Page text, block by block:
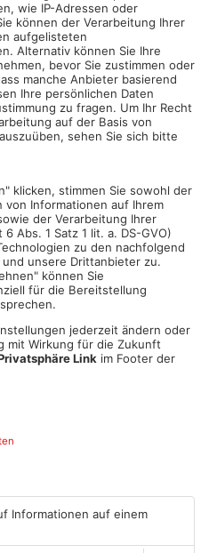
gehört laut einer neuen
in Deutschland. Das zeigt
vom Institut der
400 Landkreise und
Arbeitsmarkt und
hat sich bundesweit um
jetzt auf Rang 126. Die
in der Nähe zu
der Gründungsförderung in der